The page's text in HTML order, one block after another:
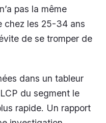
pas la même
chez les 25-34 ans
de se tromper de
dans un tableur
du segment le
rapide. Un rapport